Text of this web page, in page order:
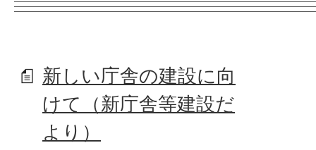
新しい庁舎の建設に向
けて（新庁舎等建設だ
より）